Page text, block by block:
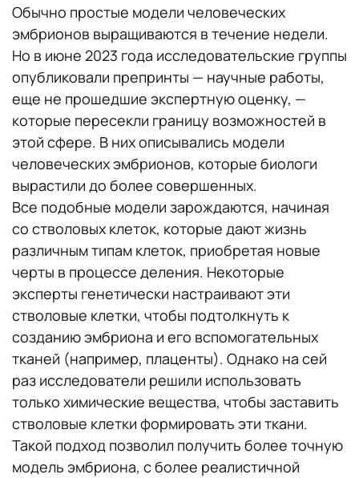
Обычно простые модели человеческих
эмбрионов выращиваются в течение недели.
Но в июне 2023 года исследовательские группы
опубликовали препринты — научные работы,
еще не прошедшие экспертную оценку, —
которые пересекли границу возможностей в
этой сфере. В них описывались модели
человеческих эмбрионов, которые биологи
вырастили до более совершенных.
Все подобные модели зарождаются, начиная
со стволовых клеток, которые дают жизнь
различным типам клеток, приобретая новые
черты в процессе деления. Некоторые
эксперты генетически настраивают эти
стволовые клетки, чтобы подтолкнуть к
созданию эмбриона и его вспомогательных
тканей (например, плаценты). Однако на сей
раз исследователи решили использовать
только химические вещества, чтобы заставить
стволовые клетки формировать эти ткани.
Такой подход позволил получить более точную
модель эмбриона, с более реалистичной